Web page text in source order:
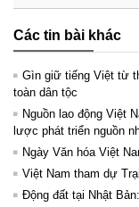
Các tin bài khác
Gìn giữ tiếng Việt từ
toàn dân tộc
Nguồn lao động Việt
lược phát triển nguồn
Ngày Văn hóa Việt
Việt Nam tham dự
Động đất tại Nhật